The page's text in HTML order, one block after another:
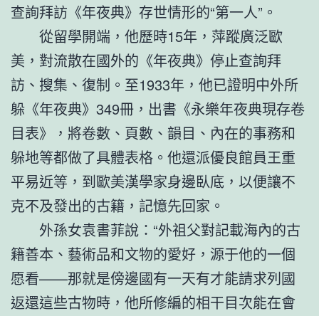
查詢拜訪《年夜典》存世情形的“第一人”。
從留學開端，他歷時15年，萍蹤廣泛歐
美，對流散在國外的《年夜典》停止查詢拜
訪、搜集、復制。至1933年，他已證明中外所
躲《年夜典》349冊，出書《永樂年夜典現存卷
目表》，將卷數、頁數、韻目、內在的事務和
躲地等都做了具體表格。他還派優良館員王重
平易近等，到歐美漢學家身邊臥底，以便讓不
克不及發出的古籍，記憶先回家。
外孫女袁書菲說：“外祖父對記載海內的古
籍善本、藝術品和文物的愛好，源于他的一個
愿看——那就是傍邊國有一天有才能請求列國
返還這些古物時，他所修編的相干目次能在會